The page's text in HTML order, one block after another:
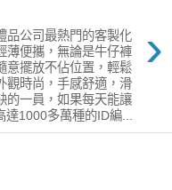
›
品公司最熱門的客製化
薄便攜，無論是牛仔褲
意擺放不佔位置，輕鬆
觀時尚，手感舒適，滑
的一員，如果每天能讓
1000多萬種的ID編...